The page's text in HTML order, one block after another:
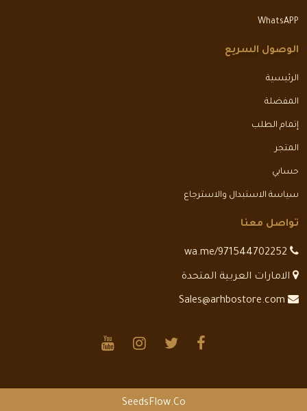
WhatsAPP
الوصول السريع
الرئيسية
المفضلة
إتمام الطلب
المتجر
حسابي
سياسة الاستبدال والاسترجاع
تواصل معنا
الامارات العربية المتحدة
SeedsFlow.Co